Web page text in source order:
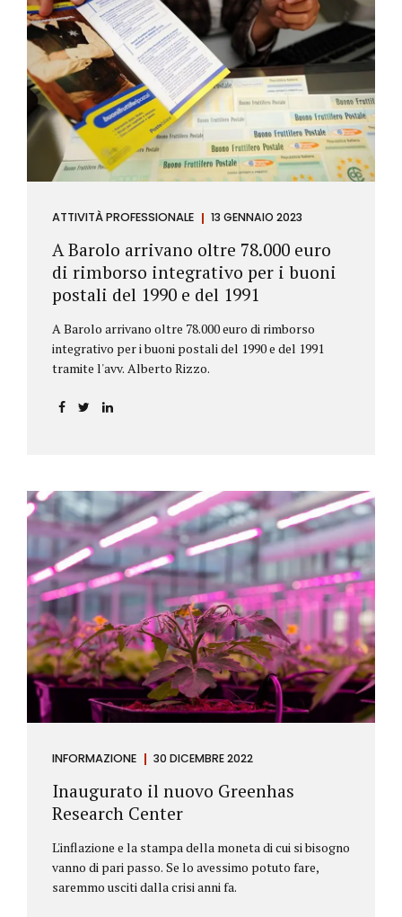
ATTIVITÀ PROFESSIONALE 13 GENNAIO 2023
A Barolo arrivano oltre 78.000 euro
di rimborso integrativo per i buoni
postali del 1990 e del 1991
A Barolo arrivano oltre 78.000 euro di rimborso
integrativo per i buoni postali del 1990 e del 1991
tramite l'avv. Alberto Rizzo.
INFORMAZIONE 30 DICEMBRE 2022
Inaugurato il nuovo Greenhas
Research Center
L'inflazione e la stampa della moneta di cui si bisogno
vanno di pari passo. Se lo avessimo potuto fare,
saremmo usciti dalla crisi anni fa.